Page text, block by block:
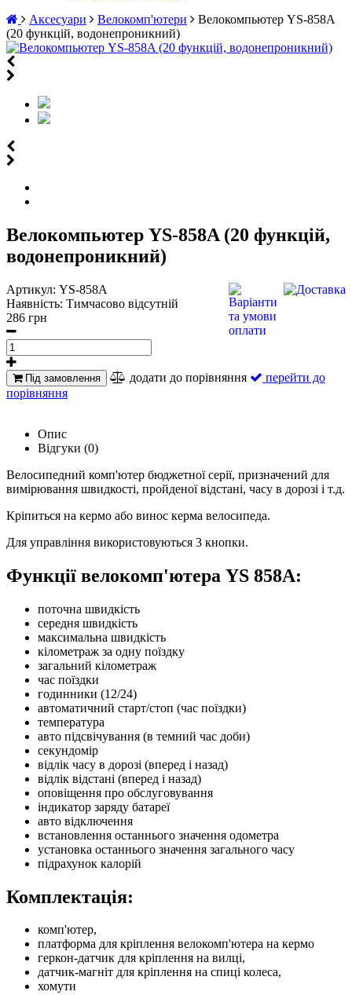
Аксесуари
Велокомп'ютери
Велокомпьютер YS-858A
(20 функцій, водонепроникний)
Велокомпьютер YS-858A (20 функцій,
водонепроникний)
Артикул: YS-858А
Наявність: Тимчасово відсутній
286 грн
Під замовлення додати до порівняння
перейти до
порівняння
Опис
Відгуки (0)
Велосипедний комп'ютер бюджетної серії, призначений для
вимірювання швидкості, пройденої відстані, часу в дорозі і т.д.
Кріпиться на кермо або винос керма велосипеда.
Для управління використовуються 3 кнопки.
Функції велокомп'ютера YS 858A:
поточна швидкість
середня швидкість
максимальна швидкість
кілометраж за одну поїздку
загальний кілометраж
час поїздки
годинники (12/24)
автоматичний старт/стоп (час поїздки)
температура
авто підсвічування (в темний час доби)
секундомір
відлік часу в дорозі (вперед і назад)
відлік відстані (вперед і назад)
оповіщення про обслуговування
індикатор заряду батареї
авто відключення
встановлення останнього значення одометра
установка останнього значення загального часу
підрахунок калорій
Комплектація:
комп'ютер,
платформа для кріплення велокомп'ютера на кермо
геркон-датчик для кріплення на вилці,
датчик-магніт для кріплення на спиці колеса,
хомути